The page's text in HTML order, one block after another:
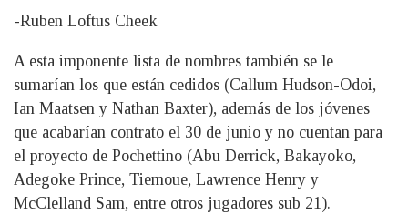
-Ruben Loftus Cheek
A esta imponente lista de nombres también se le
sumarían los que están cedidos (Callum Hudson-Odoi,
Ian Maatsen y Nathan Baxter), además de los jóvenes
que acabarían contrato el 30 de junio y no cuentan para
el proyecto de Pochettino (Abu Derrick, Bakayoko,
Adegoke Prince, Tiemoue, Lawrence Henry y
McClelland Sam, entre otros jugadores sub 21).